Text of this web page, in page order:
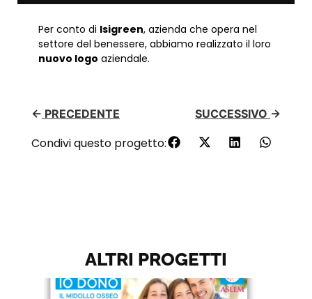
Per conto di Isigreen, azienda che opera nel
settore del benessere, abbiamo realizzato il loro
nuovo logo aziendale.
← PRECEDENTE SUCCESSIVO →
Condivi questo progetto:
ALTRI PROGETTI